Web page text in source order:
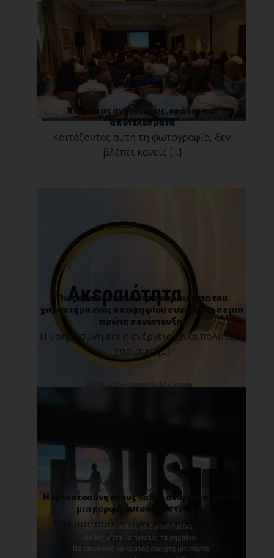
Χτίζοντας ανθρώπους, ομάδες και
αποτελέσματα
Κοιτάζοντας αυτή τη φωτογραφία, δεν
βλέπει κανείς [...]
Πως ανακαλύπτω την ακεραιότητα του
χαρακτήρα ενός υποψηφίου συνεργάτη σε μια
πρώτη συνέντευξη;
Η νοημοσύνη και η ενέργεια είναι πολύτιμα
χαρίσματ[...]
Η εμπιστοσύνη στους λάθος ανθρώπους είναι
μια μορφή αυτοκαταστροφής
Η εμπιστοσύνη είναι κάτι που όλοι τη
ζητάμε, όλοι [...]